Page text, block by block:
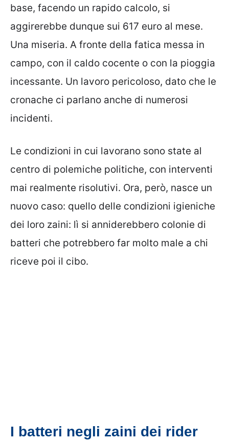
base, facendo un rapido calcolo, si
aggirerebbe dunque sui 617 euro al mese.
Una miseria. A fronte della fatica messa in
campo, con il caldo cocente o con la pioggia
incessante. Un lavoro pericoloso, dato che le
cronache ci parlano anche di numerosi
incidenti.
Le condizioni in cui lavorano sono state al
centro di polemiche politiche, con interventi
mai realmente risolutivi. Ora, però, nasce un
nuovo caso: quello delle condizioni igieniche
dei loro zaini: lì si anniderebbero colonie di
batteri che potrebbero far molto male a chi
riceve poi il cibo.
I batteri negli zaini dei rider